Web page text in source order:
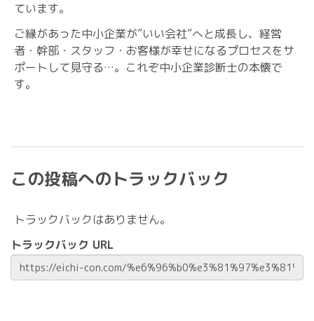
ています。
ご縁があった中小企業が”いい会社”へと成長し、経営
者・幹部・スタッフ・お客様が幸せになるプロセスをサ
ポートして見守る…。これぞ中小企業診断士の本懐で
す。
この投稿へのトラックバック
トラックバックはありません。
トラックバック URL